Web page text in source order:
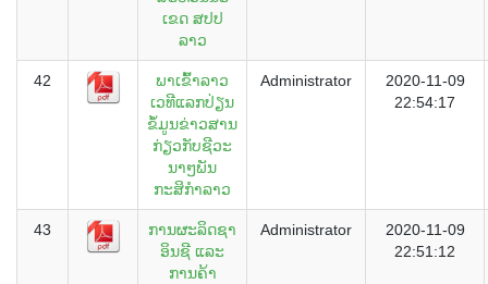
ເຂດ ສປປ
ລາວ
42
ພາເຂົ້າລາວ
ເວທີແລກປ່ຽນ
ຂໍ້ມູນຂ່າວສານ
ກ່ຽວກັບຊີວະ
ນາໆພັນ
ກະສິກຳລາວ
Administrator
2020-11-09
22:54:17
43
ການຜະລິດຊາ
ອິນຊີ ແລະ
ການຄ້າ
Administrator
2020-11-09
22:51:12